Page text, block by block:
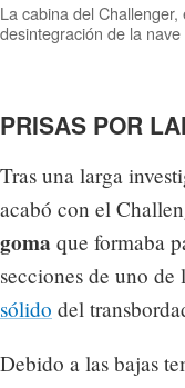
La cabina del
desintegración de la
PRISAS POR
Tras una larga
acabó con el
goma que formaba
secciones de uno de
sólido del
Debido a las bajas